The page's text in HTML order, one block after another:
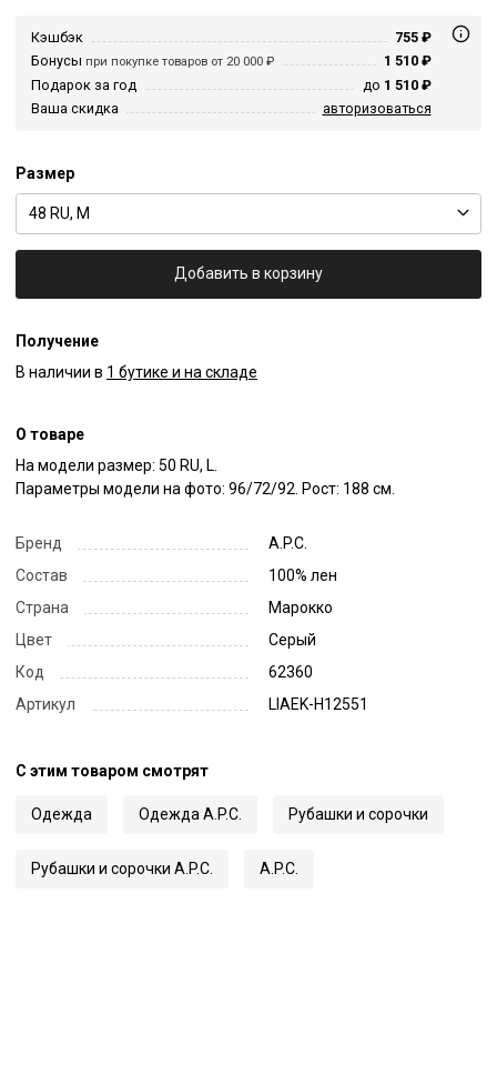
Кэшбэк
755 ₽
Бонусы при покупке товаров от 20 000 ₽
1 510 ₽
Подарок за год
до 1 510 ₽
Ваша скидка
авторизоваться
Размер
48 RU, M
Добавить в корзину
Получение
В наличии в 1 бутике и на складе
О товаре
На модели размер: 50 RU, L.
Параметры модели на фото: 96/72/92. Рост: 188 см.
Бренд
A.P.C.
Состав
100% лен
Страна
Марокко
Цвет
Серый
Код
62360
Артикул
LIAEK-H12551
С этим товаром смотрят
Одежда Одежда A.P.C. Рубашки и сорочки
Рубашки и сорочки A.P.C. A.P.C.